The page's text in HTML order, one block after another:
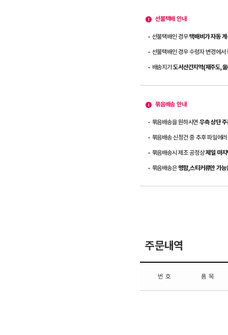
선불택배 안내
- 선불택배인 경우택배비가 자동
- 선불택배인 경우 수령자 변경에서
- 배송지가도서산간지역(제주도,
묶음배송 안내
- 묶음배송을 원하시면 우측 상단
- 묶음배송 신청건 중 추후 파일에
- 묶음배송시 제조 공정상제일 마
- 묶음배송은 명함,스티커류만 가능